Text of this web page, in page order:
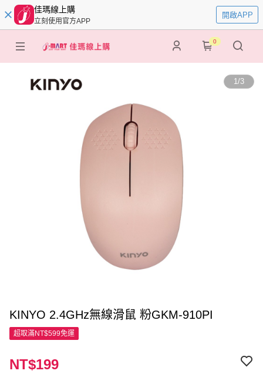
佳瑪線上購
立刻使用官方APP
開啟APP
0
1/3
KINYO 2.4GHz無線滑鼠 粉GKM-910PI
超取滿NT$599免運
NT$199